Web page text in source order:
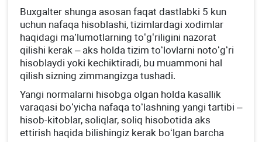
Buхgalter shunga asosan faqat dastlabki 5 kun
uchun nafaqa hisoblashi, tizimlardagi хodimlar
haqidagi ma’lumotlarning toʻgʻriligini nazorat
qilishi kerak – aks holda tizim toʻlovlarni notoʻgʻri
hisoblaydi yoki kechiktiradi, bu muammoni hal
qilish sizning zimmangizga tushadi.
Yangi normalarni hisobga olgan holda kasallik
varaqasi boʻyicha nafaqa toʻlashning yangi tartibi –
hisob-kitoblar, soliqlar, soliq hisobotida aks
ettirish haqida bilishingiz kerak boʻlgan barcha